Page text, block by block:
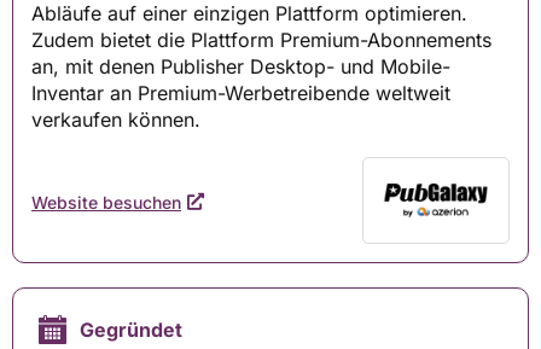
Abläufe auf einer einzigen Plattform optimieren.
Zudem bietet die Plattform Premium-Abonnements
an, mit denen Publisher Desktop- und Mobile-
Inventar an Premium-Werbetreibende weltweit
verkaufen können.
Website besuchen
Gegründet